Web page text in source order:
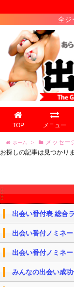
全ジャ
TOP メニュー
ホーム >
メッセー
お探しの記事は見つかり
出会い番付表 総合
出会い番付ノミネ
出会い番付ノミネ
みんなの出会い成